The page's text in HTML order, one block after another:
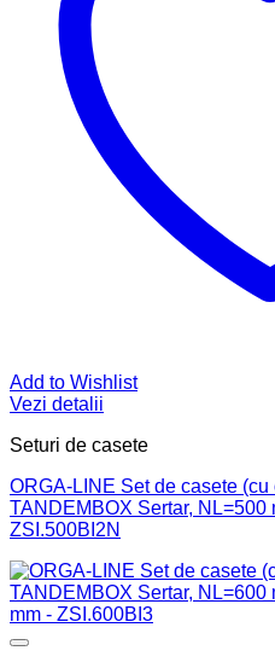
Add to Wishlist
Vezi detalii
Seturi de casete
ORGA-LINE Set de casete
TANDEMBOX Sertar, NL=500
ZSI.500BI2N